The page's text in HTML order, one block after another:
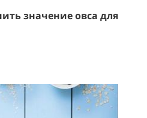
значение овса для